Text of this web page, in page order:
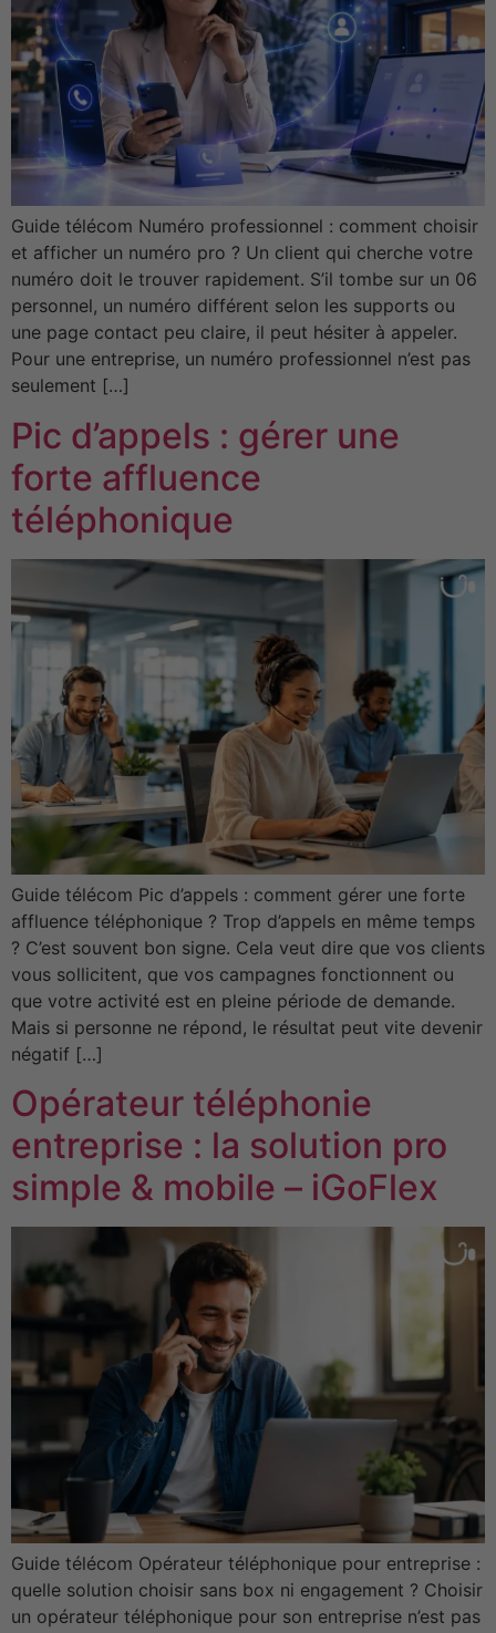
Guide télécom Numéro professionnel : comment choisir
et afficher un numéro pro ? Un client qui cherche votre
numéro doit le trouver rapidement. S’il tombe sur un 06
personnel, un numéro différent selon les supports ou
une page contact peu claire, il peut hésiter à appeler.
Pour une entreprise, un numéro professionnel n’est pas
seulement […]
Pic d’appels : gérer une
forte affluence
téléphonique
Guide télécom Pic d’appels : comment gérer une forte
affluence téléphonique ? Trop d’appels en même temps
? C’est souvent bon signe. Cela veut dire que vos clients
vous sollicitent, que vos campagnes fonctionnent ou
que votre activité est en pleine période de demande.
Mais si personne ne répond, le résultat peut vite devenir
négatif […]
Opérateur téléphonie
entreprise : la solution pro
simple & mobile – iGoFlex
Guide télécom Opérateur téléphonique pour entreprise :
quelle solution choisir sans box ni engagement ? Choisir
un opérateur téléphonique pour son entreprise n’est pas